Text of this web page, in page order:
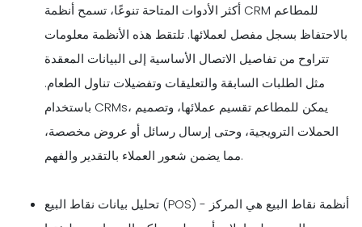
أكثر الأدوات المتاحة تنوعًا، تسمح أنظمة CRM للمطاعم
بالاحتفاظ بسجل مفصل لعملائها. تلتقط هذه الأنظمة معلومات
تتراوح من تفاصيل الاتصال الأساسية إلى البيانات المعقدة
مثل الطلبات السابقة والتعليقات وتفضيلات تناول الطعام.
باستخدام CRMs، يمكن للمطاعم تقسيم عملائها، وتصميم
الحملات الترويجية، وحتى إرسال رسائل أو عروض مخصصة،
مما يضمن شعور العملاء بالتقدير والفهم.
تحليل بيانات نقاط البيع (POS) - أنظمة نقاط البيع هي المركز